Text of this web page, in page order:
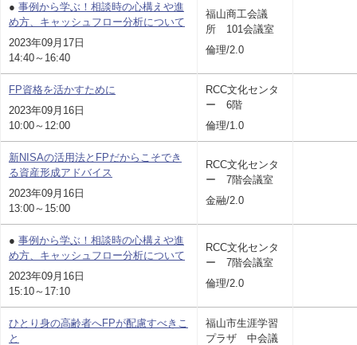
● 事例から学ぶ！相談時の心構えや進
め方、キャッシュフロー分析について
2023年09月17日
14:40～16:40
福山商工会議
所 101会議室
倫理/2.0
FP資格を活かすために
2023年09月16日
10:00～12:00
RCC文化センタ
ー 6階
倫理/1.0
新NISAの活用法とFPだからこそでき
る資産形成アドバイス
2023年09月16日
13:00～15:00
RCC文化センタ
ー 7階会議室
金融/2.0
● 事例から学ぶ！相談時の心構えや進
め方、キャッシュフロー分析について
2023年09月16日
15:10～17:10
RCC文化センタ
ー 7階会議室
倫理/2.0
ひとり身の高齢者へFPが配慮すべきこ
と
福山市生涯学習
プラザ 中会議